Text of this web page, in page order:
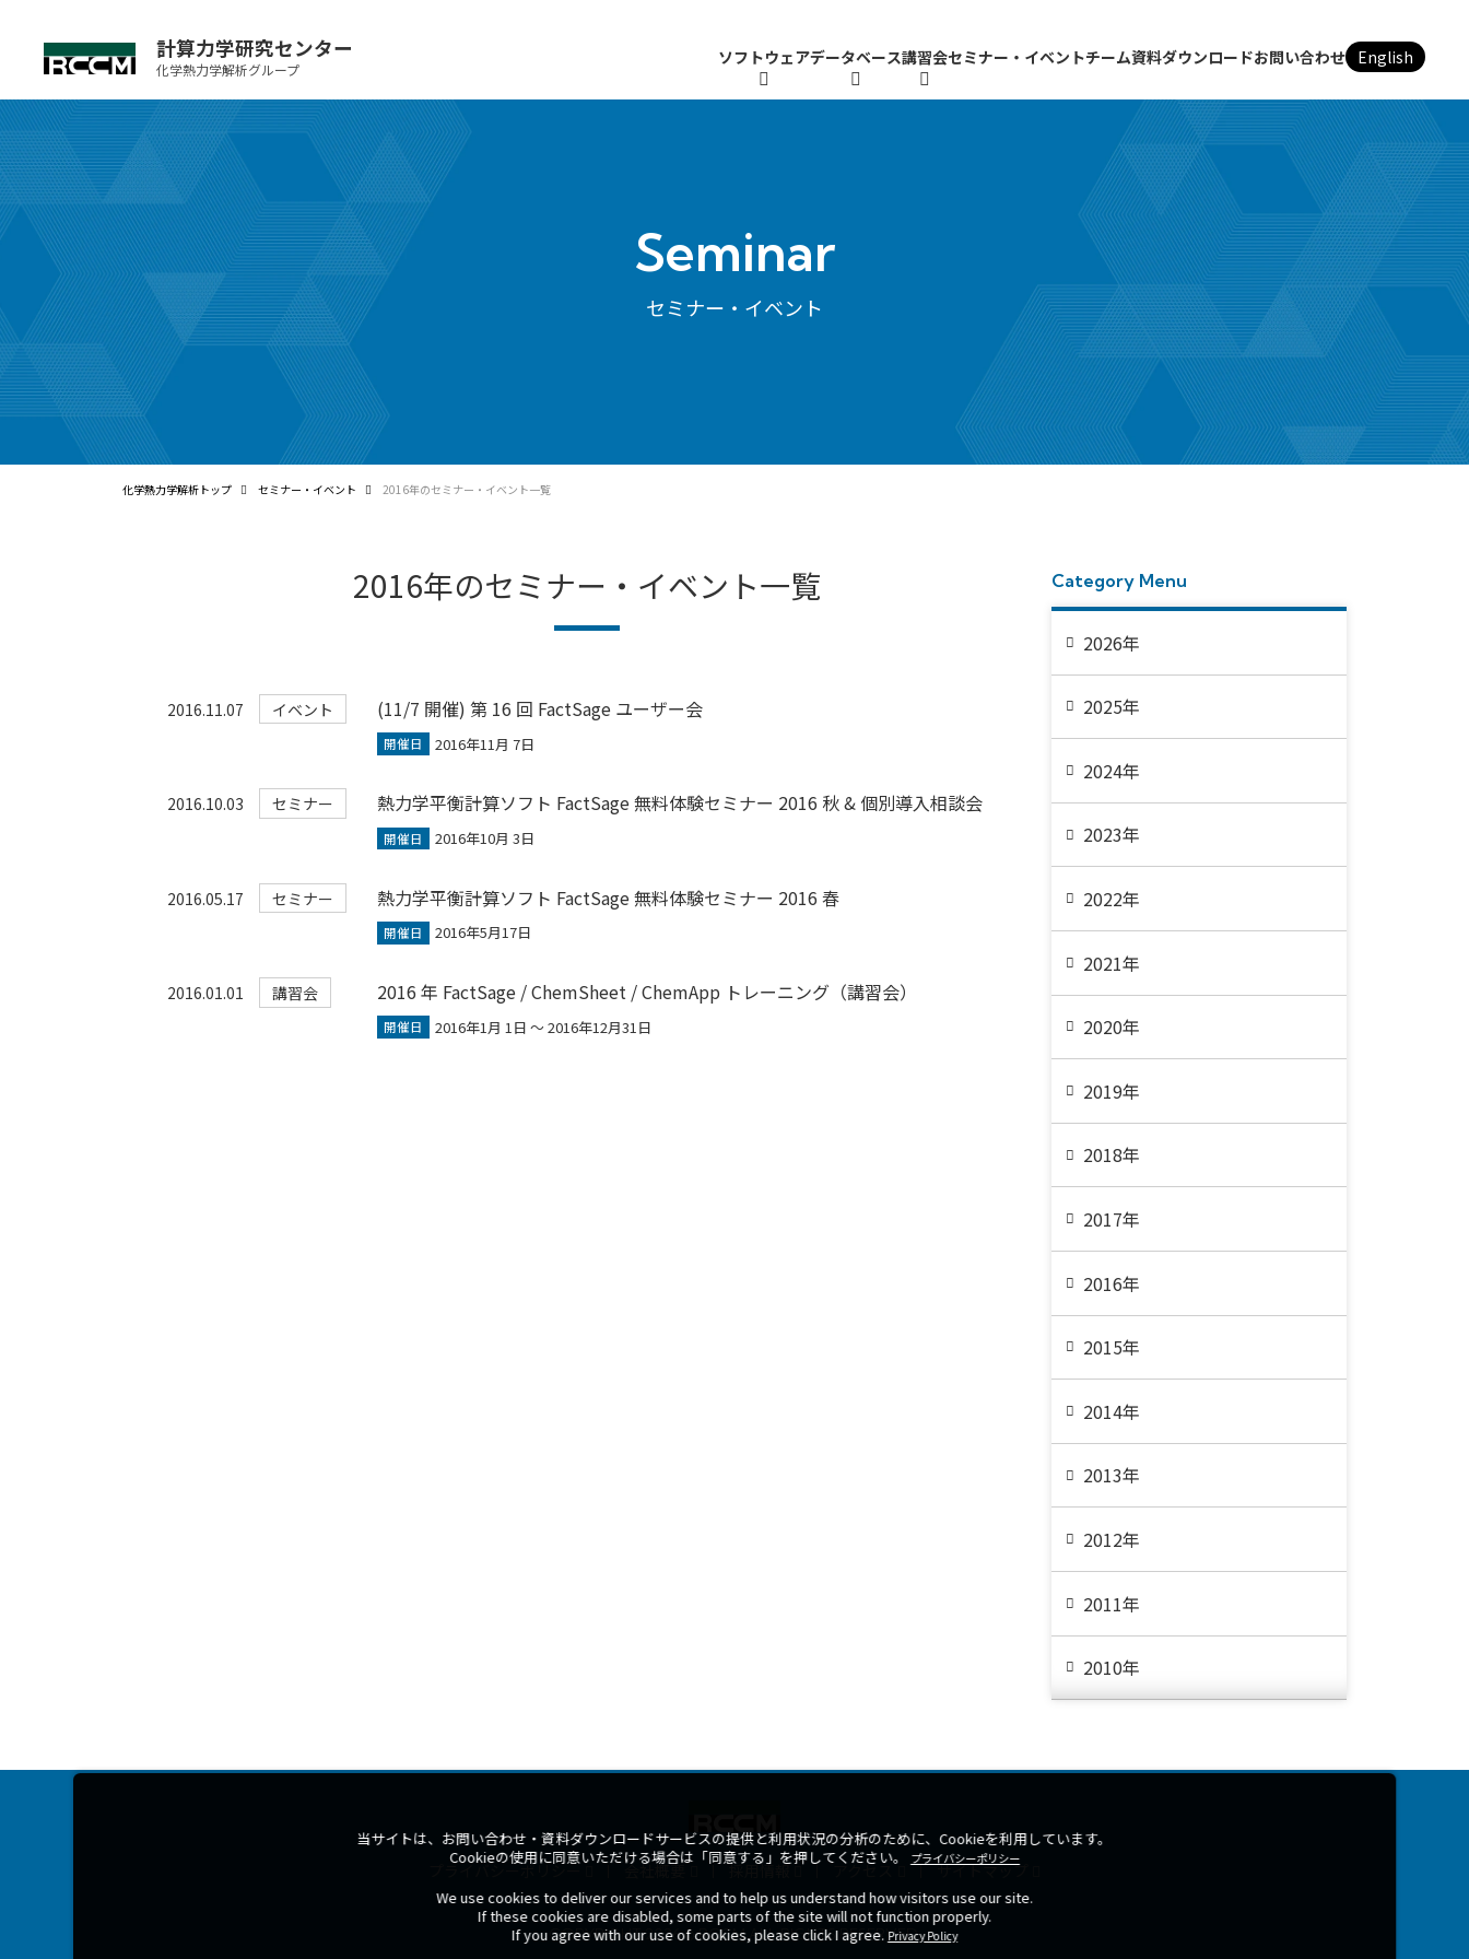
計算力学研究センター
化学熱力学解析グループ
ソフトウェアデータベース講習会セミナー・イベントチーム資料ダウンロードお問い合わせ English
Seminar
セミナー・イベント
化学熱力学解析トップ セミナー・イベント 2016年のセミナー・イベント一覧
2016年のセミナー・イベント一覧
2016.11.07 イベント (11/7 開催) 第 16 回 FactSage ユーザー会
開催日 2016年11月 7日
2016.10.03 セミナー 熱力学平衡計算ソフト FactSage 無料体験セミナー 2016 秋 & 個別導入相談会
開催日 2016年10月 3日
2016.05.17 セミナー 熱力学平衡計算ソフト FactSage 無料体験セミナー 2016 春
開催日 2016年5月17日
2016.01.01 講習会 2016 年 FactSage / ChemSheet / ChemApp トレーニング（講習会）
開催日 2016年1月 1日 〜 2016年12月31日
Category Menu
2026年
2025年
2024年
2023年
2022年
2021年
2020年
2019年
2018年
2017年
2016年
2015年
2014年
2013年
2012年
2011年
2010年
プライバシーポリシー 会社概要 採用情報 アクセス サイトマップ
COPYRIGHT 2026 © RCCM ALL RIGHTS RESERVED.
当サイトは、お問い合わせ・資料ダウンロードサービスの提供と利用状況の分析のために、Cookieを利用しています。
Cookieの使用に同意いただける場合は「同意する」を押してください。
プライバシーポリシー
We use cookies to deliver our services and to help us understand how visitors use our site.
If these cookies are disabled, some parts of the site will not function properly.
If you agree with our use of cookies, please click I agree. Privacy Policy